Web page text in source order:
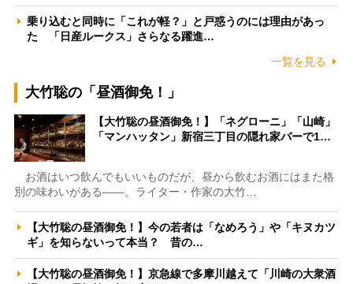
乗り込むと同時に「これが軽？」と戸惑うのには理由があっ
た 「日産ルークス」さらなる躍進…
一覧を見る
大竹聡の「昼酒御免！」
【大竹聡の昼酒御免！】「ネグローニ」「山崎」
「マンハッタン」新宿三丁目の隠れ家バーで1…
お酒はいつ飲んでもいいものだが、昼から飲むお酒にはまた格
別の味わいがある――。ライター・作家の大竹…
【大竹聡の昼酒御免！】今の若者は「なめろう」や「キヌカツ
ギ」を知らないって本当？ 昔の…
【大竹聡の昼酒御免！】京急線で多摩川越えて「川崎の大衆酒